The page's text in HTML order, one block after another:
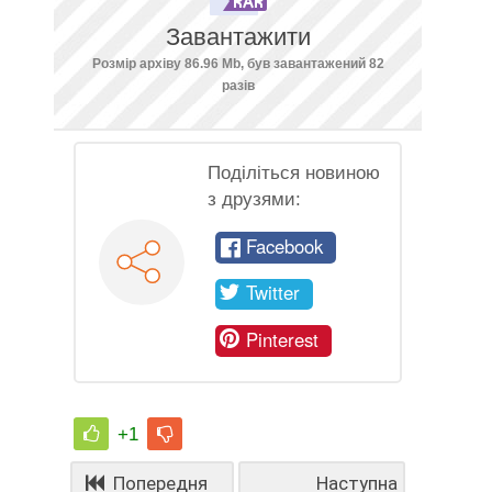
Завантажити
Розмір архіву 86.96 Mb, був завантажений 82
разів
Поділіться новиною
з друзями:
Facebook
Twitter
Pinterest
+1
Попередня Наступна